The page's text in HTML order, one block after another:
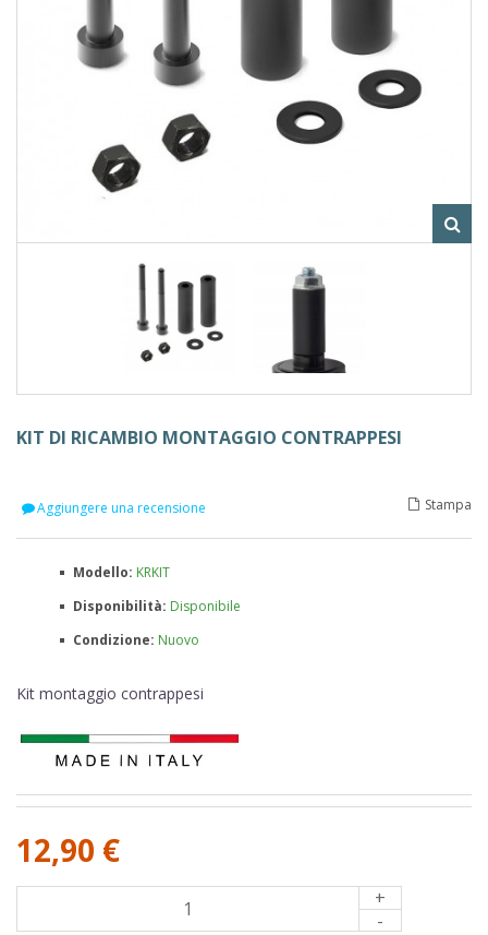
KIT DI RICAMBIO MONTAGGIO CONTRAPPESI
Aggiungere una recensione Stampa
Modello: KRKIT
Disponibilità: Disponibile
Condizione: Nuovo
Kit montaggio contrappesi
12,90 €
+
-